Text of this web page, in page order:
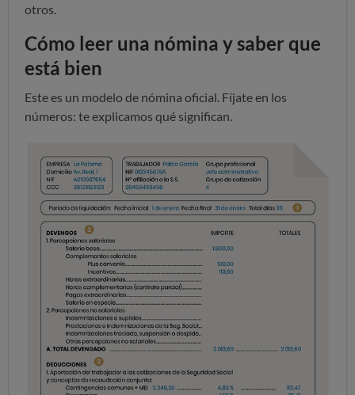
otros.
Cómo leer una nómina y saber que
está bien
Este es un modelo de nómina oficial. Fíjate en los
números: te explicamos qué significan.